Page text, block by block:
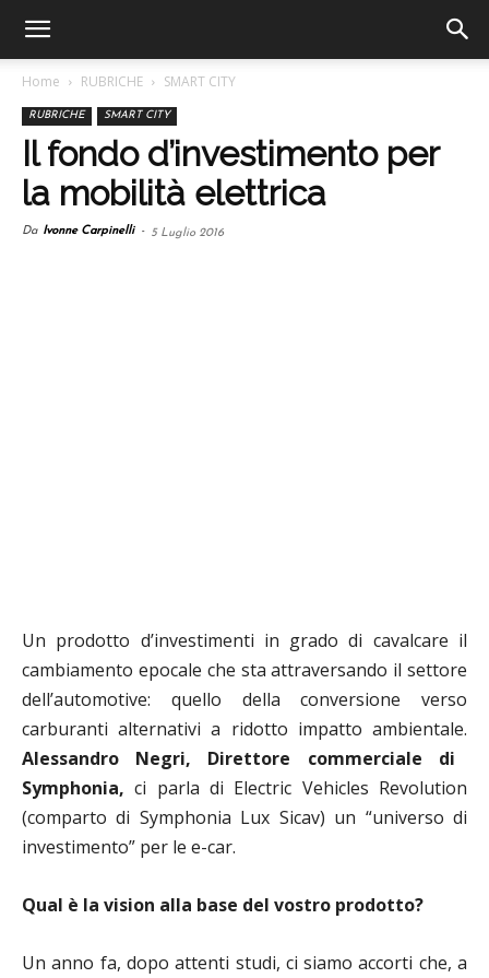
Home RUBRICHE SMART CITY
RUBRICHE SMART CITY
Il fondo d’investimento per
la mobilità elettrica
Da Ivonne Carpinelli - 5 Luglio 2016
Un prodotto d’investimenti in grado di cavalcare il
cambiamento epocale che sta attraversando il settore
dell’automotive: quello della conversione verso
carburanti alternativi a ridotto impatto ambientale.
Alessandro Negri, Direttore commerciale di
Symphonia,ci parla di Electric Vehicles Revolution
(comparto di Symphonia Lux Sicav) un “universo di
investimento” per le e-car.
Qual è la vision alla base del vostro prodotto?
Un anno fa, dopo attenti studi, ci siamo accorti che, a